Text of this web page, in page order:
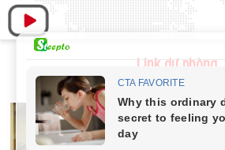
Link dự phòng